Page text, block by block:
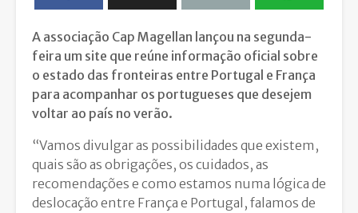
A associação Cap Magellan lançou na segunda-
feira um site que reúne informação oficial sobre
o estado das fronteiras entre Portugal e França
para acompanhar os portugueses que desejem
voltar ao país no verão.
“Vamos divulgar as possibilidades que existem,
quais são as obrigações, os cuidados, as
recomendações e como estamos numa lógica de
deslocação entre França e Portugal, falamos de